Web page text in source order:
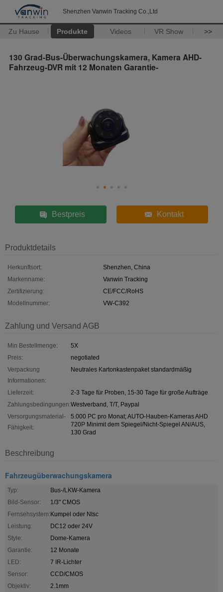
Shenzhen Vanwin Tracking Co.,Ltd
Zu Hause Produkte Videos VR Show >>
130 Grad-Bus-Überwachungskamera, Kamera AHD-
Fahrzeug-DVR mit 12 Monaten Garantie-
Bestpreis Kontakt
Produktdetails
Herkunftsort:
Shenzhen, China
Markenname:
Vanwin Tracking
Zertifizierung:
CE/FCC/RoHS
Modellnummer:
VW-C392
Zahlung und Versand AGB
Min Bestellmenge:
5X
Preis:
negotiated
Verpackung
Informationen:
Neutrales Kartonkastenpaket standardmäßig
Lieferzeit:
2-3 Tage für Proben, 15-30 Tage für große Aufträge
Zahlungsbedingungen:Westverband, T/T, Paypal
Versorgungsmaterial-
Fähigkeit:
5.000 PC pro Monat; AUTO-Hauben-Kameras AHD
720P Minimit dem Spiegel/Nicht-Spiegel AN/AUS,
130 Grad
Beschreibung
Fahrzeugüberwachungskamera
Typ:
Bus-/LKW-Kamera
Bild-Sensor:
1/3" CMOS
Fernsehsystem:Kumpel oder Ntsc
Leistung:
DC12 oder 24V
Style:
Dome-Kamera
Garantie:
12 Monate
LED:
7 IR-Lichter
Sensor:
CCD/CMOS
Objektiv:
2.1mm